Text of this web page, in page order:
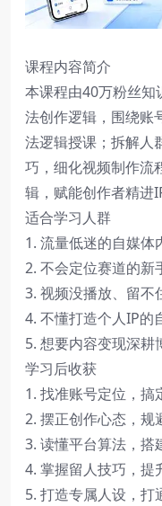
课程内容简介
本课程由40万粉丝知
法创作逻辑，围绕账
法逻辑授课；拆解人
巧，细化视频制作流
辑，赋能创作者精进
适合学习人群
1. 流量低迷的自媒体
2. 不会定位赛道的新
3. 视频没播放、留不
4. 不懂打造个人IP的
5. 想要内容变现深耕
学习后收获
1. 找准账号定位，搞
2. 摆正创作心态，规
3. 读懂平台算法，搭
4. 掌握留人技巧，提
5. 打造专属人设，打